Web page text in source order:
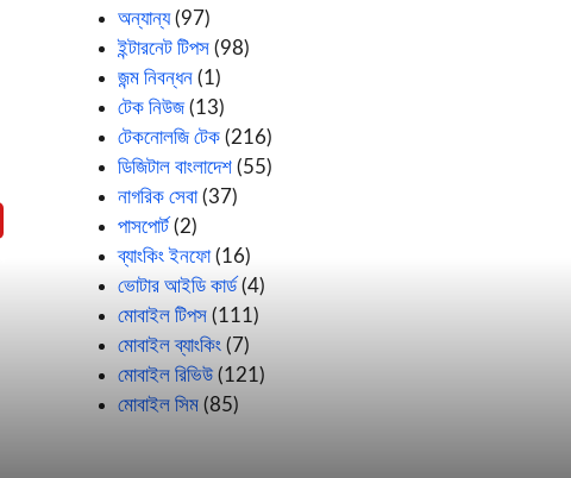
অন্যান্য(97)
ইন্টারনেট টিপস (98)
জন্ম নিবন্ধন (1)
টেক নিউজ(13)
টেকনোলজি টেক (216)
ডিজিটাল বাংলাদেশ (55)
নাগরিক সেবা(37)
পাসপোর্ট (2)
ব্যাংকিং ইনফো(16)
ভোটার আইডি কার্ড (4)
মোবাইল টিপস (111)
মোবাইল ব্যাংকিং (7)
মোবাইল রিভিউ (121)
মোবাইল সিম (85)